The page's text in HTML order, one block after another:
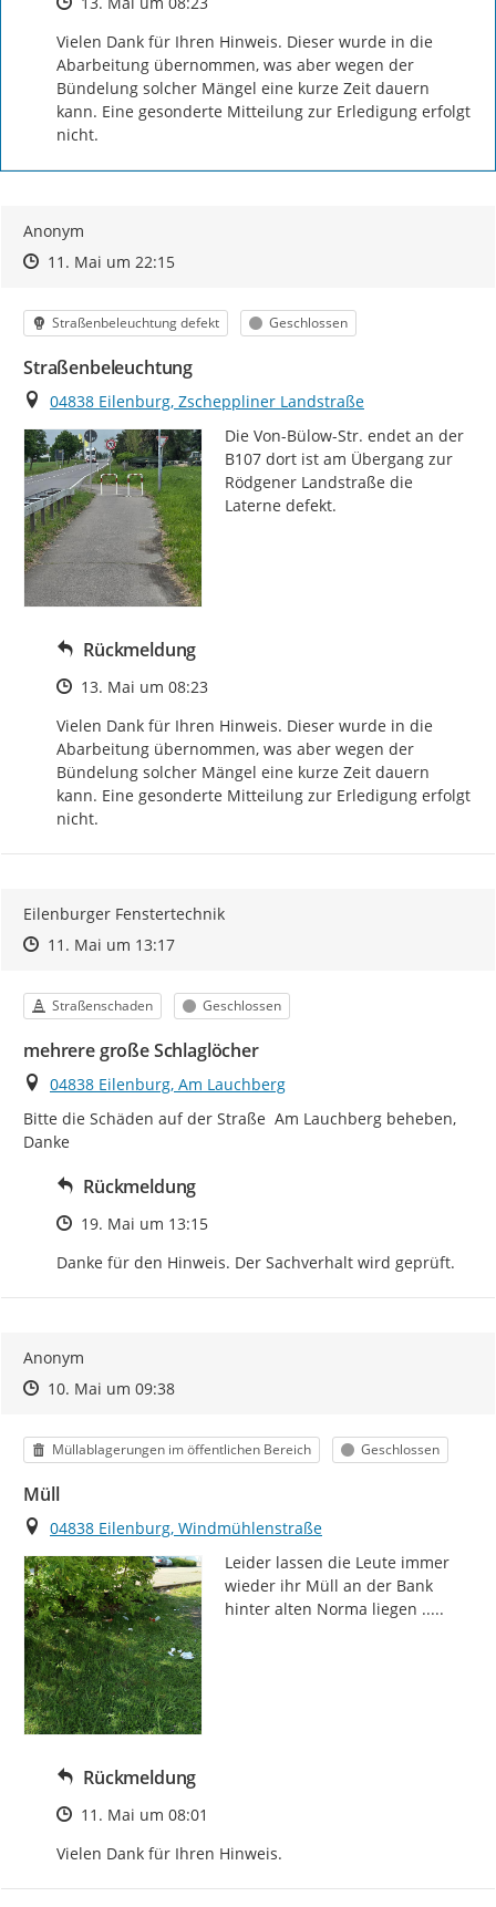
Vielen Dank für Ihren Hinweis. Dieser wurde in die
Abarbeitung übernommen, was aber wegen der
Bündelung solcher Mängel eine kurze Zeit dauern
kann. Eine gesonderte Mitteilung zur Erledigung erfolgt
nicht.
Anonym
Zeitpunkt des Erstellens
Zeitpunkt des Erstellens
11. Mai um 22:15Zur Äußerung
Kategorie
Straßenbeleuchtung defekt Status
Geschlossen
Straßenbeleuchtung
Ort
04838 Eilenburg, Zscheppliner Landstraße
Die Von-Bülow-Str. endet an der
B107 dort ist am Übergang zur
Rödgener Landstraße die
Laterne defekt.
Rückmeldung
Zeitpunkt des Erstellens
13. Mai um 08:23
Vielen Dank für Ihren Hinweis. Dieser wurde in die
Abarbeitung übernommen, was aber wegen der
Bündelung solcher Mängel eine kurze Zeit dauern
kann. Eine gesonderte Mitteilung zur Erledigung erfolgt
nicht.
Eilenburger Fenstertechnik
Zeitpunkt des Erstellens
Zeitpunkt des Erstellens
11. Mai um 13:17Zur Äußerung
Kategorie
Straßenschaden Status
Geschlossen
mehrere große Schlaglöcher
Ort
04838 Eilenburg, Am Lauchberg
Bitte die Schäden auf der Straße  Am Lauchberg beheben,
Danke
Rückmeldung
Zeitpunkt des Erstellens
19. Mai um 13:15
Danke für den Hinweis. Der Sachverhalt wird geprüft.
Anonym
Zeitpunkt des Erstellens
Zeitpunkt des Erstellens
10. Mai um 09:38Zur Äußerung
Kategorie
Müllablagerungen im öffentlichen Bereich Status
Geschlossen
Müll
Ort
04838 Eilenburg, Windmühlenstraße
Leider lassen die Leute immer
wieder ihr Müll an der Bank
hinter alten Norma liegen .....
Rückmeldung
Zeitpunkt des Erstellens
11. Mai um 08:01
Vielen Dank für Ihren Hinweis.